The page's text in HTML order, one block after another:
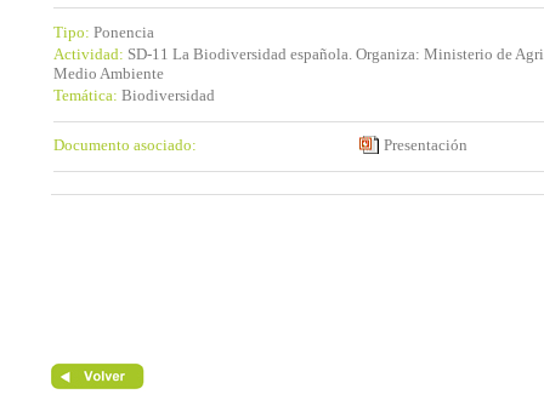
Tipo: Ponencia
Actividad: SD-11 La Biodiversidad española. Organiza: Ministerio de
Medio Ambiente
Temática: Biodiversidad
Documento asociado: Presentación